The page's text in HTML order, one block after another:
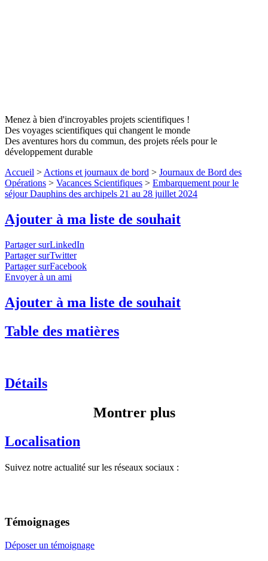
Menez à bien d'incroyables projets scientifiques !
Des voyages scientifiques qui changent le monde
Des aventures hors du commun, des projets réels pour le
développement durable
Accueil > Actions et journaux de bord > Journaux de Bord des
Opérations > Vacances Scientifiques > Embarquement pour le
séjour Dauphins des archipels 21 au 28 juillet 2024
Ajouter à ma liste de souhait
Partager surLinkedIn
Partager surTwitter
Partager surFacebook
Envoyer à un ami
Ajouter à ma liste de souhait
Table des matières
Détails
Montrer plus
Localisation
Suivez notre actualité sur les réseaux sociaux :
Témoignages
Déposer un témoignage